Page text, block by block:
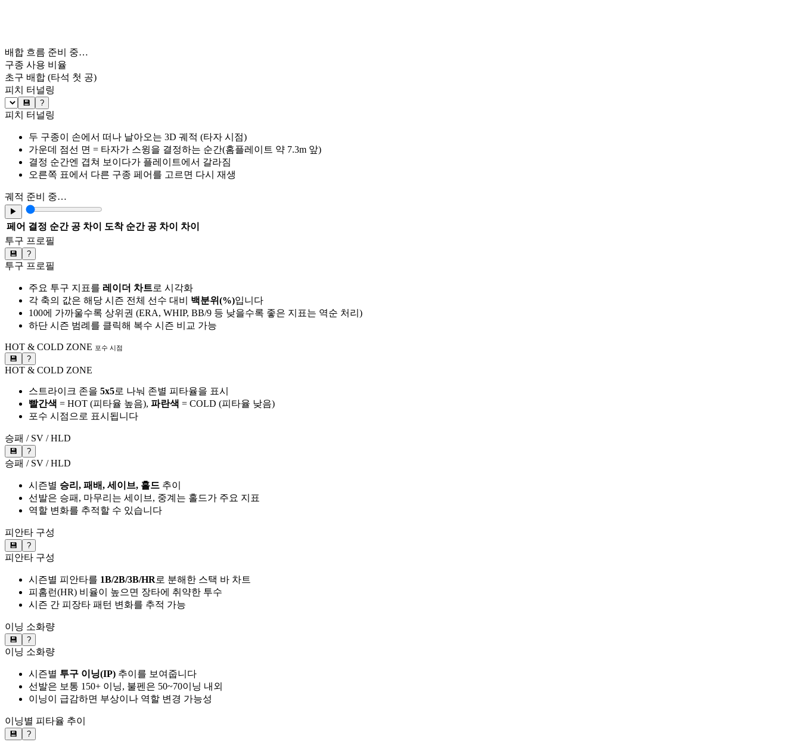
배합 흐름 준비 중…
구종 사용 비율
초구 배합 (타석 첫 공)
피치 터널링
💾 ?
피치 터널링
두 구종이 손에서 떠나 날아오는 3D 궤적 (타자 시점)
가운데 점선 면 = 타자가 스윙을 결정하는 순간(홈플레이트 약 7.3m 앞)
결정 순간엔 겹쳐 보이다가 플레이트에서 갈라짐
오른쪽 표에서 다른 구종 페어를 고르면 다시 재생
궤적 준비 중…
▶
페어 결정 순간 공 차이 도착 순간 공 차이
차이
투구 프로필
💾 ?
투구 프로필
주요 투구 지표를 레이더 차트로 시각화
각 축의 값은 해당 시즌 전체 선수 대비 백분위(%)입니다
100에 가까울수록 상위권 (ERA, WHIP, BB/9 등 낮을수록 좋은 지표는 역순 처리)
하단 시즌 범례를 클릭해 복수 시즌 비교 가능
HOT & COLD ZONE 포수 시점
💾 ?
HOT & COLD ZONE
스트라이크 존을 5x5로 나눠 존별 피타율을 표시
빨간색 = HOT (피타율 높음), 파란색 = COLD (피타율 낮음)
포수 시점으로 표시됩니다
승패 / SV / HLD
💾 ?
승패 / SV / HLD
시즌별 승리, 패배, 세이브, 홀드 추이
선발은 승패, 마무리는 세이브, 중계는 홀드가 주요 지표
역할 변화를 추적할 수 있습니다
피안타 구성
💾 ?
피안타 구성
시즌별 피안타를 1B/2B/3B/HR로 분해한 스택 바 차트
피홈런(HR) 비율이 높으면 장타에 취약한 투수
시즌 간 피장타 패턴 변화를 추적 가능
이닝 소화량
💾 ?
이닝 소화량
시즌별 투구 이닝(IP) 추이를 보여줍니다
선발은 보통 150+ 이닝, 불펜은 50~70이닝 내외
이닝이 급감하면 부상이나 역할 변경 가능성
이닝별 피타율 추이
💾 ?